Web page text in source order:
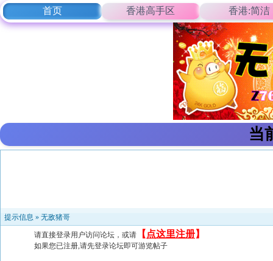
首页 香港高手区 香港:简洁
当
提示信息 » 无敌猪哥
请直接登录用户访问论坛，或请 【 点这里注册】
如果您已注册,请先登录论坛即可游览帖子